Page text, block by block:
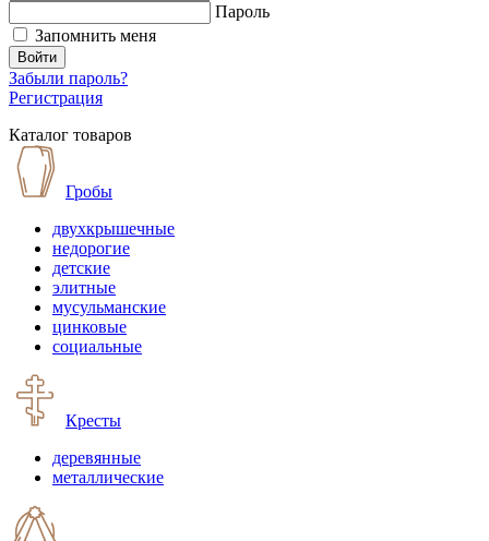
Пароль
Запомнить меня
Войти
Забыли пароль?
Регистрация
Каталог товаров
Гробы
двухкрышечные
недорогие
детские
элитные
мусульманские
цинковые
социальные
Кресты
деревянные
металлические